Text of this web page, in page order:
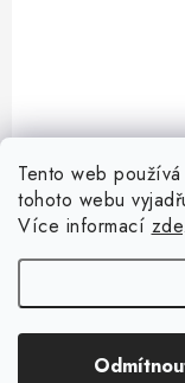
Tento web
tohoto webu
Více informací zde.
Z
Informace pro vás
BLOG
Copyright